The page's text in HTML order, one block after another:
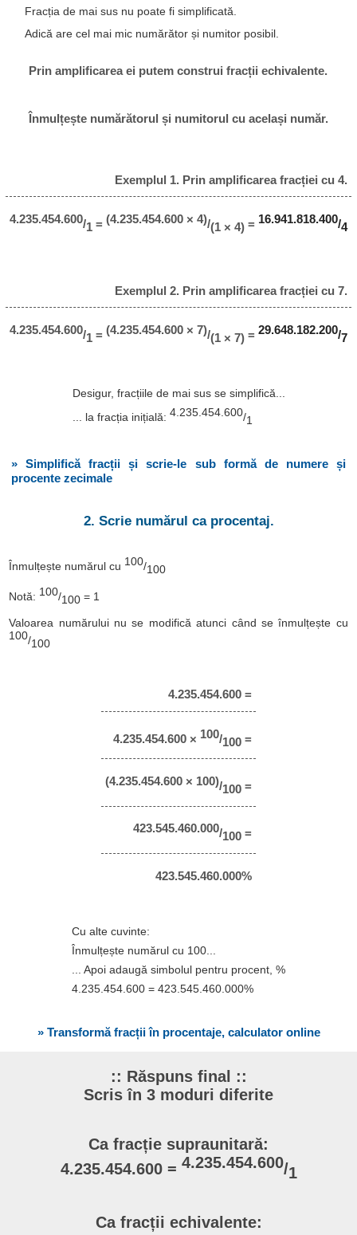
Fracția de mai sus nu poate fi simplificată.
Adică are cel mai mic numărător și numitor posibil.
Prin amplificarea ei putem construi fracții echivalente.
Înmulțește numărătorul și numitorul cu același număr.
Exemplul 1. Prin amplificarea fracției cu 4.
4.235.454.600/1 = (4.235.454.600 × 4)/(1 × 4) = 16.941.818.400/4
Exemplul 2. Prin amplificarea fracției cu 7.
4.235.454.600/1 = (4.235.454.600 × 7)/(1 × 7) = 29.648.182.200/7
Desigur, fracțiile de mai sus se simplifică...
... la fracția inițială: 4.235.454.600/1
» Simplifică fracții și scrie-le sub formă de numere și
procente zecimale
2. Scrie numărul ca procentaj.
Înmulțește numărul cu 100/100
Notă: 100/100 = 1
Valoarea numărului nu se modifică atunci când se înmulțește cu
100/100
4.235.454.600 =
4.235.454.600 × 100/100 =
(4.235.454.600 × 100)/100 =
423.545.460.000/100 =
423.545.460.000%
Cu alte cuvinte:
Înmulțește numărul cu 100...
... Apoi adaugă simbolul pentru procent, %
4.235.454.600 = 423.545.460.000%
» Transformă fracții în procentaje, calculator online
:: Răspuns final ::
Scris în 3 moduri diferite
Ca fracție supraunitară:
4.235.454.600 = 4.235.454.600/1
Ca fracții echivalente: